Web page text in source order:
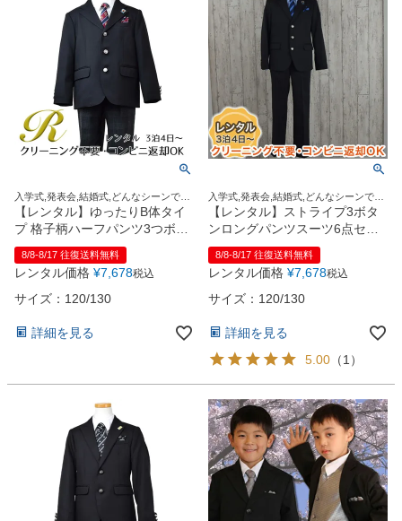
入学式,発表会,結婚式,どんなシーンでも
この1着でOK！
【レンタル】ゆったりB体タイ
プ 格子柄ハーフパンツ3つボタ
ンブレザーセットスーツ6点セ
ット【JFA SAMURAI BLUE】
（CAT375494） 120・130cm
8/8-8/17 往復送料無料
レンタル価格 ¥7,678税込
サイズ：120/130
詳細を見る
入学式,発表会,結婚式,どんなシーンでも
この1着でOK！
【レンタル】ストライプ3ボタ
ンロングパンツスーツ6点セッ
ト【JFA SAMURAI BLUE】
（CAT375493）
8/8-8/17 往復送料無料
レンタル価格 ¥7,678税込
サイズ：120/130
詳細を見る
5.00 （1 ）